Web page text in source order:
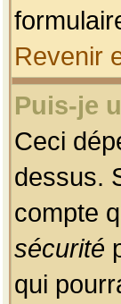
Revenir
Puis-je
Ceci
dessus.
compte
sécurité
qui